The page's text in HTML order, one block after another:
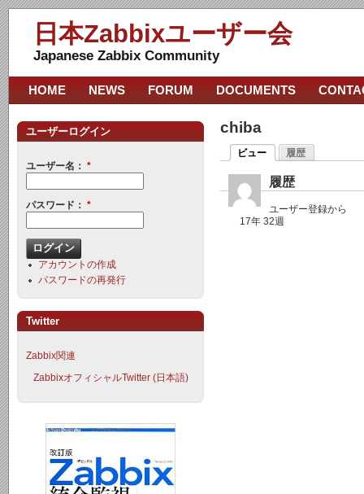
日本Zabbixユーザー会
Japanese Zabbix Community
chiba
ビュー 履歴
履歴
ユーザー登録から
17年 32週
HOME NEWS FORUM DOCUMENTS
ユーザーログイン
ユーザー名： *
パスワード： *
アカウントの作成
パスワードの再発行
Twitter
Zabbix関連
ZabbixオフィシャルTwitter (日本語)